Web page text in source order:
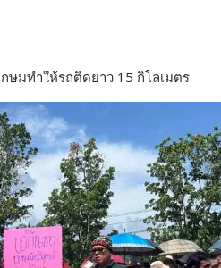
ษมทำให้รถติดยาว 15 กิโลเมตร